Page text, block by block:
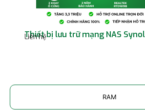
RAM
Thiết bị lưu trữ mạng NAS
Liên hệ